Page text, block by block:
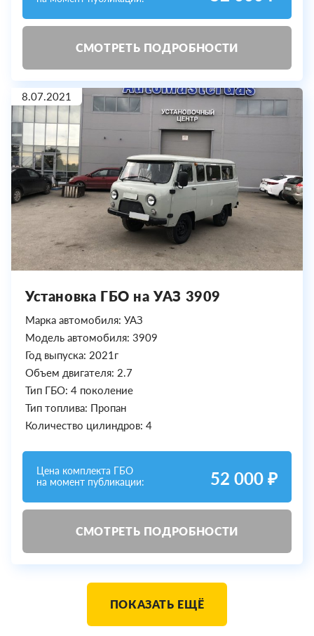
СМОТРЕТЬ ПОДРОБНОСТИ
8.07.2021
Установка ГБО на УАЗ 3909
Марка автомобиля: УАЗ
Модель автомобиля: 3909
Год выпуска: 2021г
Объем двигателя: 2.7
Тип ГБО: 4 поколение
Тип топлива: Пропан
Количество цилиндров: 4
Цена комплекта ГБО
на момент публикации:
52 000 ₽
СМОТРЕТЬ ПОДРОБНОСТИ
ПОКАЗАТЬ ЕЩЁ